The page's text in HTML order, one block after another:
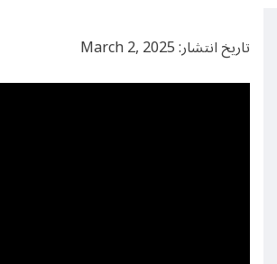
تاریخ انتشار: March 2, 2025